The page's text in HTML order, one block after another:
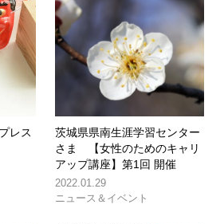
レス
茨城県県南生涯学習センター
さま 【女性のためのキャリ
アップ講座】第1回 開催
2022.01.29
ニュース＆イベント